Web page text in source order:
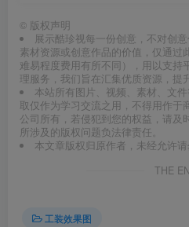
© 版权声明
展示酷珍视每一份创意，不对创
素材资源或创意作品的价值，仅通过
难易程度费用有所不同），用以支持
理服务，我们旨在汇集优质资源，提
本站所有图片、视频、素材、文
取仅作为学习交流之用，不得用作于
公司所有，若侵犯到您的权益，请及
所涉及的版权问题负法律责任。
本文章版权归原作者，未经允许请
THE
工装效果图